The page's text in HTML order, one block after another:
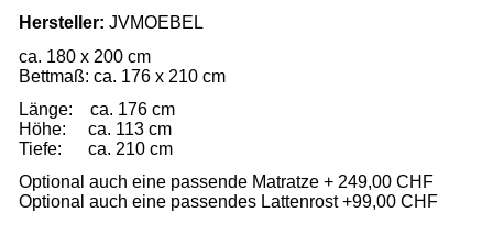
Hersteller: JVMOEBEL
ca. 180 x 200 cm
Bettmaß: ca. 176 x 210 cm
Länge: ca. 176 cm
Höhe: ca. 113 cm
Tiefe: ca. 210 cm
Optional auch eine passende Matratze + 249,00 CHF
Optional auch eine passendes Lattenrost +99,00 CHF